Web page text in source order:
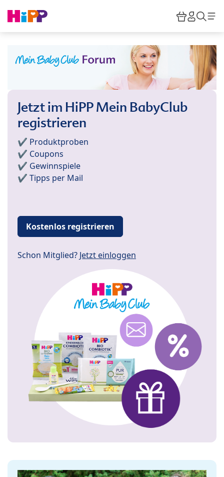
HiPP
Jetzt im HiPP Mein BabyClub
registrieren
✔️ Produktproben
✔️ Coupons
✔️ Gewinnspiele
✔️ Tipps per Mail
Kostenlos registrieren
Schon Mitglied? Jetzt einloggen